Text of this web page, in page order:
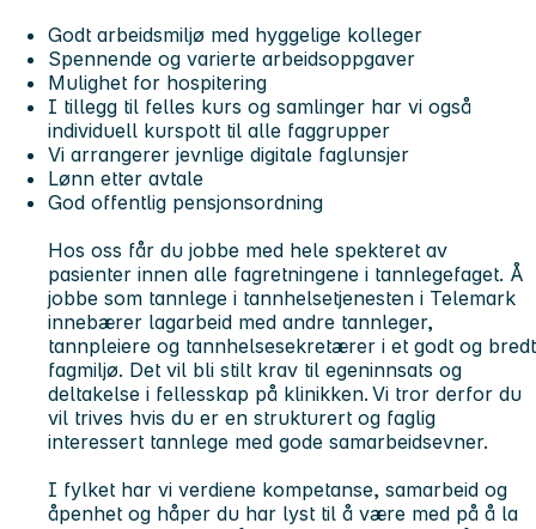
Godt arbeidsmiljø med hyggelige kolleger
Spennende og varierte arbeidsoppgaver
Mulighet for hospitering
I tillegg til felles kurs og samlinger har vi også
individuell kurspott til alle faggrupper
Vi arrangerer jevnlige digitale faglunsjer
Lønn etter avtale
God offentlig pensjonsordning
Hos oss får du jobbe med hele spekteret av
pasienter innen alle fagretningene i tannlegefaget. Å
jobbe som tannlege i tannhelsetjenesten i Telemark
innebærer lagarbeid med andre tannleger,
tannpleiere og tannhelsesekretærer i et godt og bredt
fagmiljø. Det vil bli stilt krav til egeninnsats og
deltakelse i fellesskap på klinikken. Vi tror derfor du
vil trives hvis du er en strukturert og faglig
interessert tannlege med gode samarbeidsevner.
I fylket har vi verdiene kompetanse, samarbeid og
åpenhet og håper du har lyst til å være med på å la